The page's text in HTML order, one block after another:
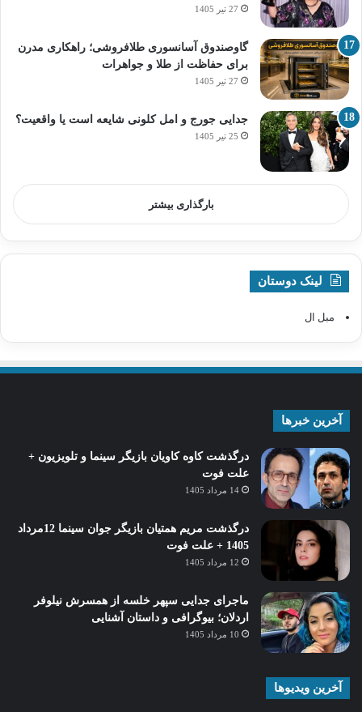
27 تیر 1405
گاوصندوق آسانسوری طلافروشی؛ راهکاری مدرن
برای حفاظت از طلا و جواهرات
27 تیر 1405
جدایی جورج و امل کلونی شایعه است یا واقعیت؟
25 تیر 1405
بارگذاری بیشتر
لینک دوستان
مبل ال
آخرین خبرها
درگذشت کاوه کاویان بازیگر سینما و تلویزیون +
علت فوت
14 مرداد 1405
درگذشت مریم همتیان بازیگر جوان سینما 12مرداد
1405 + علت فوت
12 مرداد 1405
ماجرای جدایی سپهر خلسه از همسرش نیلوفر
اردلان؛ بیوگرافی و داستان آشنایی
10 مرداد 1405
آخرین ویدیوها